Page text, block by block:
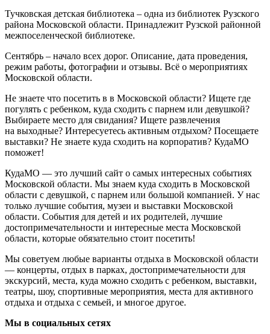
Тучковская детская библиотека – одна из библиотек Рузского
района Московской области. Принадлежит Рузской районной
межпоселенческой библиотеке.
Сентябрь – начало всех дорог. Описание, дата проведения,
режим работы, фотографии и отзывы. Всё о мероприятиях
Московской области.
Не знаете что посетить в в Московской области? Ищете где
погулять с ребенком, куда сходить с парнем или девушкой?
Выбираете место для свидания? Ищете развлечения
на выходные? Интересуетесь активным отдыхом? Посещаете
выставки? Не знаете куда сходить на корпоратив? КудаМО
поможет!
КудаМО — это лучший сайт о самых интересных событиях
Московской области. Мы знаем куда сходить в Московской
области с девушкой, с парнем или большой компанией. У нас
только лучшие события, музеи и выставки Московской
области. События для детей и их родителей, лучшие
достопримечательности и интересные места Московской
области, которые обязательно стоит посетить!
Мы советуем любые варианты отдыха в Московской области
— концерты, отдых в парках, достопримечательности для
экскурсий, места, куда можно сходить с ребенком, выставки,
театры, шоу, спортивные мероприятия, места для активного
отдыха и отдыха с семьей, и многое другое.
Мы в социальных сетях